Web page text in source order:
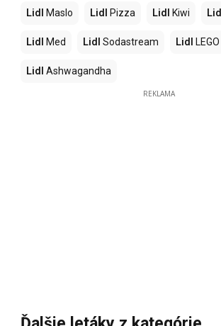
Lidl Maslo Lidl Pizza Lidl Kiwi Lidl
Lidl Med Lidl Sodastream Lidl LEGO
Lidl Ashwagandha
REKLAMA